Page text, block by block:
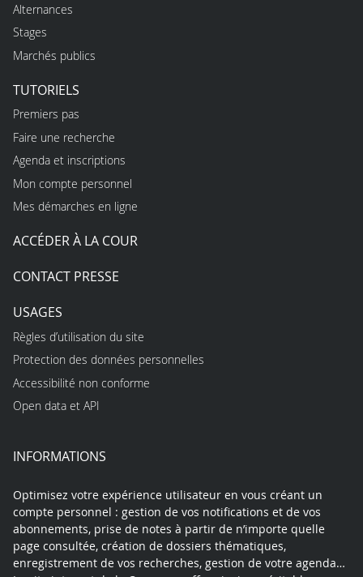
Alternances
Stages
Marchés publics
TUTORIELS
Premiers pas
Faire une recherche
Agenda et inscriptions
Mon compte personnel
Mes démarches en ligne
ACCÉDER À LA COUR
CONTACT PRESSE
USAGES
Règles d’utilisation du site
Protection des données personnelles
Accessibilité non conforme
Open data et API
INFORMATIONS
Optimisez votre expérience utilisateur en vous créant un
compte personnel : gestion de vos notifications et de vos
abonnements, prise de notes à partir de n’importe quelle
page consultée, création de dossiers thématiques,
enregistrement de vos recherches, gestion de votre agenda…